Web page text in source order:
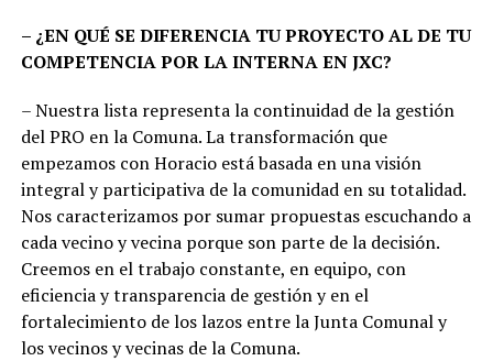
– ¿EN QUÉ SE DIFERENCIA TU PROYECTO AL DE TU
COMPETENCIA POR LA INTERNA EN JXC?
– Nuestra lista representa la continuidad de la gestión
del PRO en la Comuna. La transformación que
empezamos con Horacio está basada en una visión
integral y participativa de la comunidad en su totalidad.
Nos caracterizamos por sumar propuestas escuchando a
cada vecino y vecina porque son parte de la decisión.
Creemos en el trabajo constante, en equipo, con
eficiencia y transparencia de gestión y en el
fortalecimiento de los lazos entre la Junta Comunal y
los vecinos y vecinas de la Comuna.